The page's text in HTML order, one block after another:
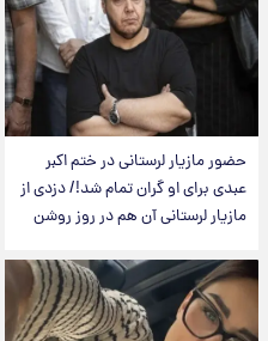
حضور مازیار لرستانی در ختم اکبر
عبدی برای او گران تمام شد!/ دزدی از
مازیار لرستانی آن هم در روز روشن